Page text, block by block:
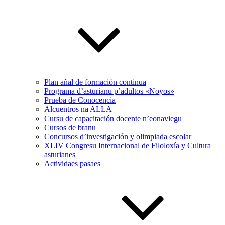
Plan añal de formación continua
Programa d’asturianu p’adultos «Noyos»
Prueba de Conocencia
Alcuentros na ALLA
Cursu de capacitación docente n’eonaviegu
Cursos de branu
Concursos d’investigación y olimpiada escolar
XLIV Congresu Internacional de Filoloxía y Cultura
asturianes
Actividaes pasaes